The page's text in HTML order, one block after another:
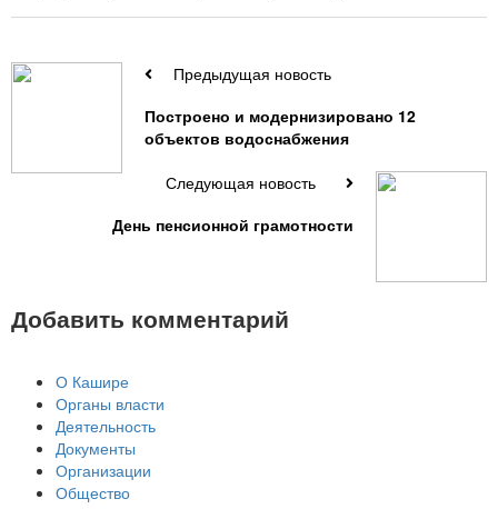
Предыдущая новость
Построено и модернизировано 12
объектов водоснабжения
Следующая новость
День пенсионной грамотности
Добавить комментарий
О Кашире
Органы власти
Деятельность
Документы
Организации
Общество